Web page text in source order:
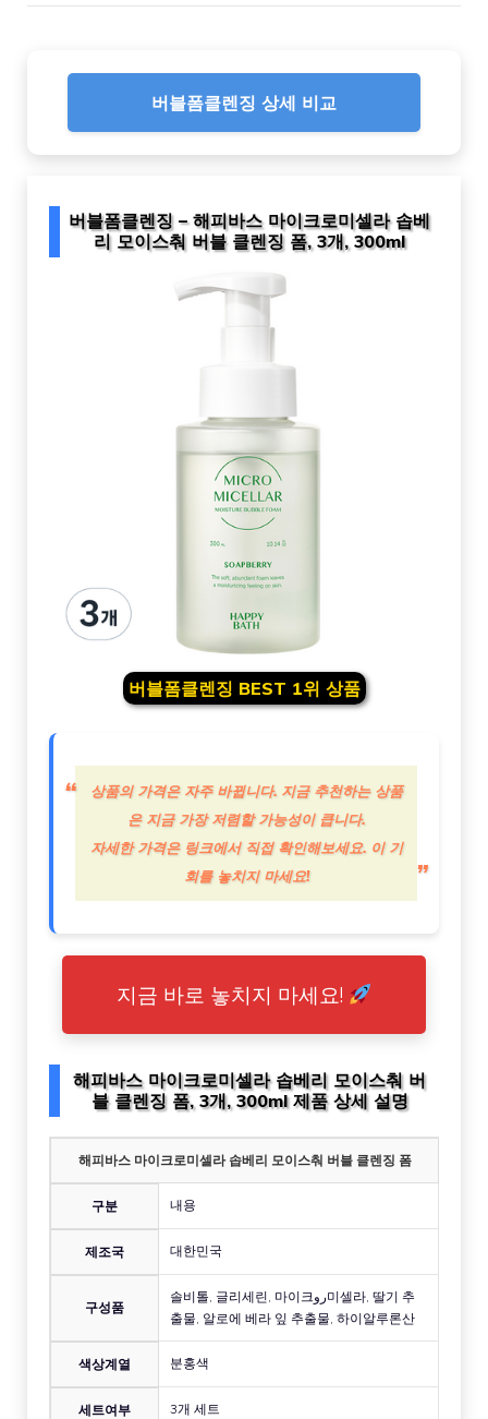
버블폼클렌징 상세 비교
버블폼클렌징 – 해피바스 마이크로미셀라 솝베
리 모이스춰 버블 클렌징 폼, 3개, 300ml
버블폼클렌징 BEST 1위 상품
상품의 가격은 자주 바뀝니다. 지금 추천하는 상품
은 지금 가장 저렴할 가능성이 큽니다.
자세한 가격은 링크에서 직접 확인해보세요. 이 기
회를 놓치지 마세요!
지금 바로 놓치지 마세요!
해피바스 마이크로미셀라 솝베리 모이스춰 버
블 클렌징 폼, 3개, 300ml 제품 상세 설명
해피바스 마이크로미셀라 솝베리 모이스춰 버블 클렌징 폼
구분 내용
제조국 대한민국
구성품
솔비톨, 글리세린, 마이크رو미셀라, 딸기 추
출물, 알로에 베라 잎 추출물, 하이알루론산
색상계열 분홍색
세트여부 3개 세트